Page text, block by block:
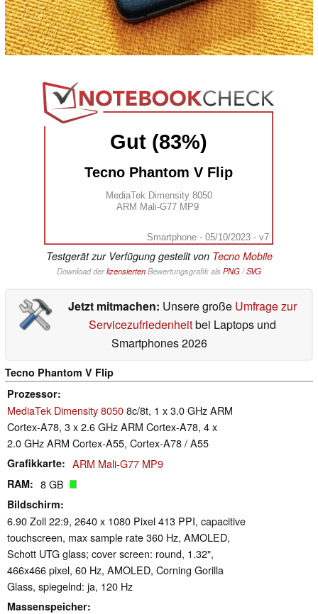
Gut (83%)
Tecno Phantom V Flip
MediaTek Dimensity 8050
ARM Mali-G77 MP9
Smartphone - 05/10/2023 - v7
Testgerät zur Verfügung gestellt von Tecno Mobile
Download derlizensiertenBewertungsgrafik als PNG/SVG
Jetzt mitmachen: Unsere große Umfrage zur
Servicezufriedenheitbei Laptops und
Smartphones 2026
Tecno Phantom V Flip
Prozessor
MediaTek Dimensity 80508c/8t, 1 x 3.0 GHz ARM
Cortex-A78, 3 x 2.6 GHz ARM Cortex-A78, 4 x
2.0 GHz ARM Cortex-A55, Cortex-A78 / A55
Grafikkarte ARM Mali-G77 MP9
RAM 8 GB
Bildschirm
6.90 Zoll 22:9, 2640 x 1080 Pixel 413 PPI, capacitive
touchscreen, max sample rate 360 Hz, AMOLED,
Schott UTG glass; cover screen: round, 1.32",
466x466 pixel, 60 Hz, AMOLED, Corning Gorilla
Glass, spiegelnd: ja, 120 Hz
Massenspeicher